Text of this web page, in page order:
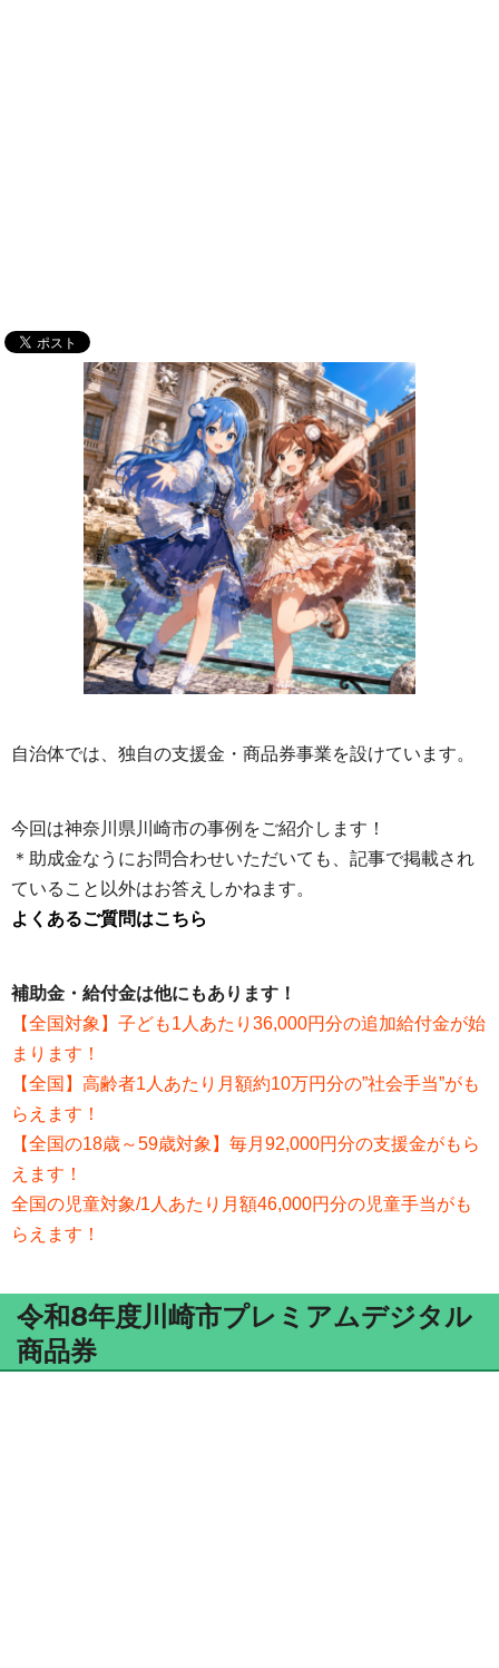
自治体では、独自の支援金・商品券事業を設けています。
今回は神奈川県川崎市の事例をご紹介します！
＊助成金なうにお問合わせいただいても、記事で掲載され
ていること以外はお答えしかねます。
よくあるご質問はこちら
補助金・給付金は他にもあります！
【全国対象】子ども1人あたり36,000円分の追加給付金が始
まります！
【全国】高齢者1人あたり月額約10万円分の”社会手当”がも
らえます！
【全国の18歳～59歳対象】毎月92,000円分の支援金がもら
えます！
全国の児童対象/1人あたり月額46,000円分の児童手当がも
らえます！
令和8年度川崎市プレミアムデジタル
商品券